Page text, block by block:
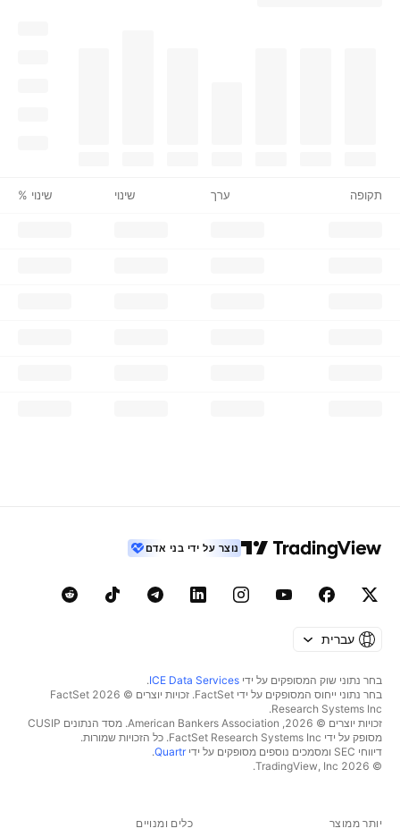
תקופה ערך שינוי שינוי %
נוצר על ידי בני אדם
עברית
בחר נתוני שוק המסופקים על ידי ICE Data Services
.
בחר נתוני ייחוס המסופקים על ידי FactSet. זכויות יוצרים © 2026 ‏FactSet
Research Systems Inc.‏
זכויות יוצרים © 2026, ‏American Bankers Association. מסד הנתונים CUSIP
מסופק על ידי FactSet Research Systems Inc. כל הזכויות שמורות.
דיווחי SEC ומסמכים נוספים מסופקים על ידי
Quartr
.
© 2026 ‏TradingView, Inc.‏
יותר ממוצר כלים ומנויים